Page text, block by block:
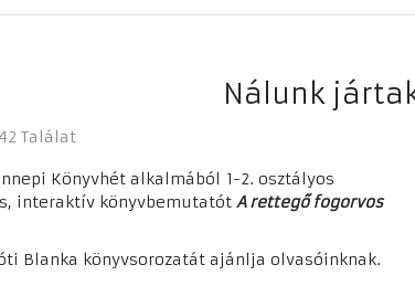
Nálunk
Találat
Könyvhét alkalmából 1-2. osztályos
interaktív könyvbemutatót A rettegő fogorvos
Blanka könyvsorozatát ajánlja olvasóinknak.